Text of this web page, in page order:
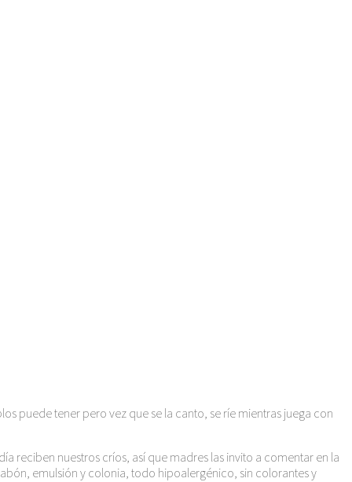
puede tener pero vez que se la canto, se ríe mientras juega con
reciben nuestros críos, así que madres las invito a comentar en la
emulsión y colonia, todo hipoalergénico, sin colorantes y